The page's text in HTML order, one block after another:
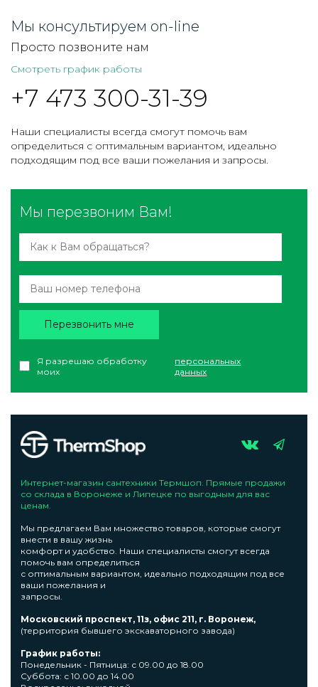
Мы консультируем on-line
Просто позвоните нам
Смотреть график работы
+7 473 300-31-39
Наши специалисты всегда смогут помочь вам
определиться с оптимальным вариантом, идеально
подходящим под все ваши пожелания и запросы.
Мы перезвоним Вам!
Я разрешаю обработку
моих
персональных
данных
Перезвонить мне
Интернет-магазин сантехники Термшоп. Прямые продажи
со склада в Воронеже и Липецке по выгодным для вас
ценам.
Мы предлагаем Вам множество товаров, которые смогут
внести в вашу жизнь
комфорт и удобство. Наши специалисты смогут всегда
помочь вам определиться
с оптимальным вариантом, идеально подходящим под все
ваши пожелания и
запросы.
Московский проспект, 11з, офис 211, г. Воронеж,
(территория бывшего экскаваторного завода)
График работы:
Понедельник - Пятница: с 09.00 до 18.00
Суббота: с 10.00 до 14.00